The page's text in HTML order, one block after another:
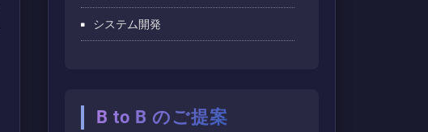
システム開発
B to B のご提案